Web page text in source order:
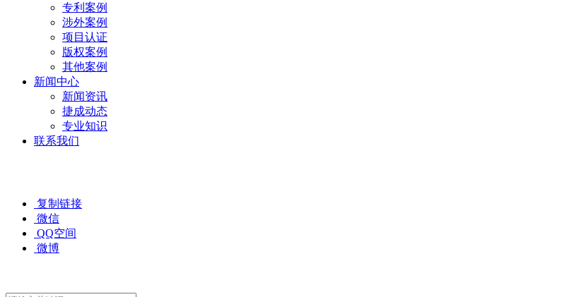
专利案例
涉外案例
项目认证
版权案例
其他案例
新闻中心
新闻资讯
捷成动态
专业知识
联系我们
复制链接
微信
QQ空间
微博